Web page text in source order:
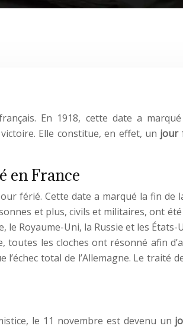
En 1918, cette date a
Elle constitue, en effet, un jour
en France
férié. Cette date a marqué la fin de
et plus, civils et militaires, ont
Royaume-Uni, la Russie et les États-
toutes les cloches ont résonné afin
total de l’Allemagne. Le traité
le 11 novembre est devenu un